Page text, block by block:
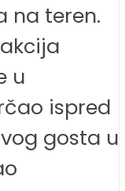
na teren.
u
ispred
gosta u